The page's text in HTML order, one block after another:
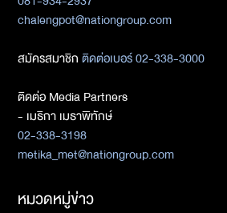
chalengpot@nationgroup.com
สมัครสมาชิกติดต่อเบอร์ 02-338-3000
ติดต่อ Media Partners
- เมธิกา เมธาพิทักษ์
02-338-3198
metika_met@nationgroup.com
หมวดหมู่ข่าว